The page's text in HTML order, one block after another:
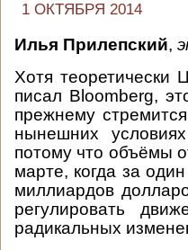
1 ОКТЯБРЯ 2014
Илья Прилепский,
Хотя теоретически
писал Bloomberg,
прежнему
нынешних
потому что объёмы
марте, когда за
миллиардов
регулировать
радикальных